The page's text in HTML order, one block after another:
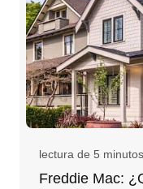
lectura de 5 minutos
Freddie Mac: